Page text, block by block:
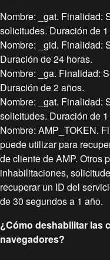
Nombre: _gat. Finalidad:
solicitudes. Duración de
Nombre: _gid. Finalidad:
Duración de 24 horas.
Nombre: _ga. Finalidad:
Duración de 2 años.
Nombre: _gat. Finalidad:
solicitudes. Duración de
Nombre: AMP_TOKEN.
puede utilizar para
de cliente de AMP. Otros
inhabilitaciones,
recuperar un ID del
de 30 segundos a 1 año.
¿Cómo deshabilitar las
navegadores?